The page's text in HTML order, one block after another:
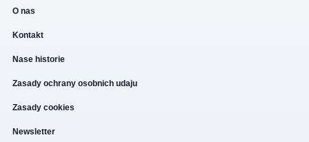
O nas
Kontakt
Nase historie
Zasady ochrany osobnich udaju
Zasady cookies
Newsletter